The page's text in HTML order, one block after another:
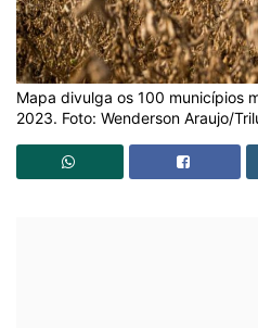
Mapa divulga os 100 municípios
2023. Foto: Wenderson Araujo/